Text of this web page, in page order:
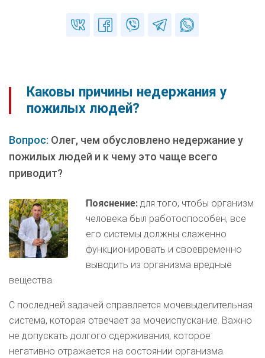
Каковы причины недержания у
пожилых людей?
Вопрос: Олег, чем обусловлено недержание у
пожилых людей и к чему это чаще всего
приводит?
Пояснение: для того, чтобы организм
человека был работоспособен, все
его системы должны слаженно
функционировать и своевременно
выводить из организма вредные
вещества.
С последней задачей справляется мочевыделительная
система, которая отвечает за мочеиспускание. Важно
не допускать долгого сдерживания, которое
негативно отражается на состоянии организма.